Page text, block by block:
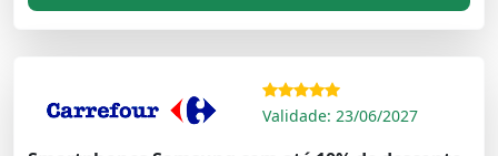
Validade: 23/06/2027